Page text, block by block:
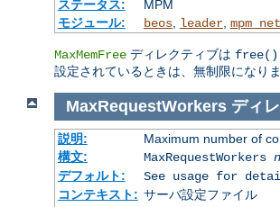
ステータス:
MPM
モジュール:
beos, leader,
MaxMemFree ディレクティブは free()
設定されているときは、無制限になりま
MaxRequestWorkers ディ
説明:
Maximum number of
構文:
MaxRequestWorkers
デフォルト:
See usage for
コンテキスト: サーバ設定ファイル